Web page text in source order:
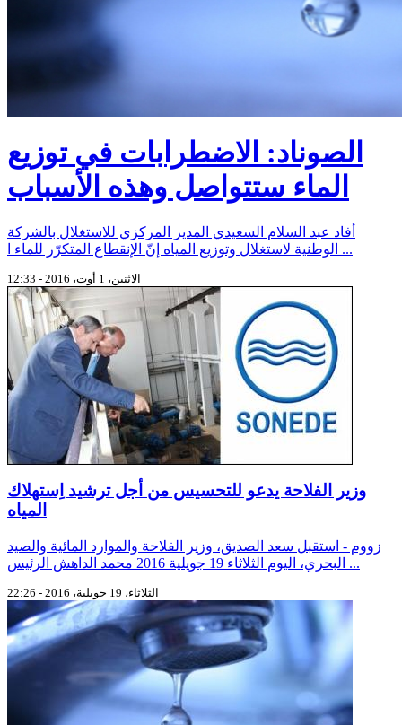
الصوناد: الاضطرابات في توزيع
الماء ستتواصل وهذه الأسباب
أفاد عبد السلام السعيدي المدير المركزي للاستغلال بالشركة
الوطنية لاستغلال وتوزيع المياه إنّ الإنقطاع المتكرّر للماء ا ...
الاثنين، 1 أوت، 2016 - 12:33
وزير الفلاحة يدعو للتحسيس من أجل ترشيد اِستهلاك
المياه
زووم - استقبل سعد الصديق، وزير الفلاحة والموارد المائية والصيد
البحري، اليوم الثلاثاء 19 جويلية 2016 محمد الداهش الرئيس ...
الثلاثاء، 19 جويلية، 2016 - 22:26